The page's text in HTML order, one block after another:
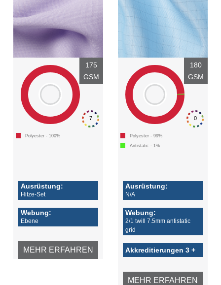
7
175
GSM
Polyester - 100%
Ausrüstung:
Hitze-Set
Webung:
Ebene
MEHR ERFAHREN
0
180
GSM
Polyester - 99%
Antistatic - 1%
Ausrüstung:
N/A
Webung:
2/1 twill 7.5mm antistatic
grid
Akkreditierungen 3 +
MEHR ERFAHREN